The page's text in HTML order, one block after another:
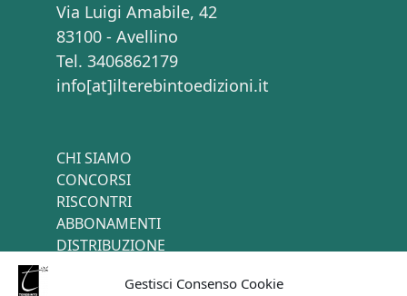
Gestisci Consenso Cookie
Via Luigi Amabile, 42
83100 - Avellino
Tel. 3406862179
info[at]ilterebintoedizioni.it
CHI SIAMO
CONCORSI
RISCONTRI
ABBONAMENTI
DISTRIBUZIONE